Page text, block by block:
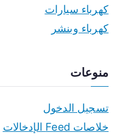
كهرباء سيارات
كهرباء وبنشر
منوعات
تسجيل الدخول
خلاصات Feed الإدخالات